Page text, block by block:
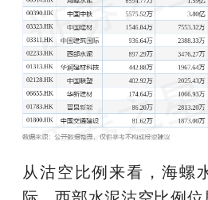
从沽空比例来看，海螺